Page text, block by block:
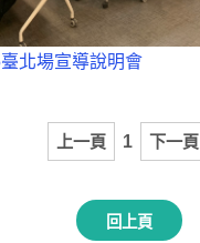
北場宣導說明會
上一頁 1 下一頁
回上頁